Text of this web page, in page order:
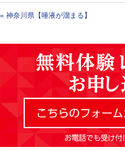
« 神奈川県【唾液が溜まる】